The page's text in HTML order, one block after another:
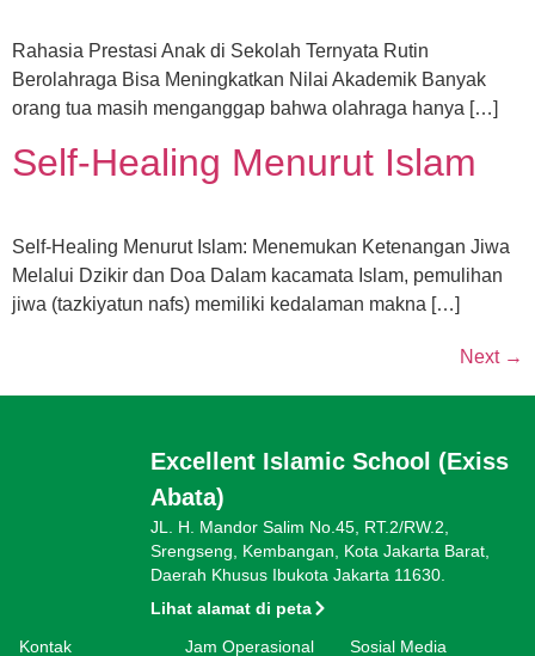
Rahasia Prestasi Anak di Sekolah Ternyata Rutin
Berolahraga Bisa Meningkatkan Nilai Akademik Banyak
orang tua masih menganggap bahwa olahraga hanya […]
Self-Healing Menurut Islam
Self-Healing Menurut Islam: Menemukan Ketenangan Jiwa
Melalui Dzikir dan Doa Dalam kacamata Islam, pemulihan
jiwa (tazkiyatun nafs) memiliki kedalaman makna […]
Next →
Excellent Islamic School (Exiss
Abata)
JL. H. Mandor Salim No.45, RT.2/RW.2,
Srengseng, Kembangan, Kota Jakarta Barat,
Daerah Khusus Ibukota Jakarta 11630.
Lihat alamat di peta
Kontak
Jam Operasional Sosial Media